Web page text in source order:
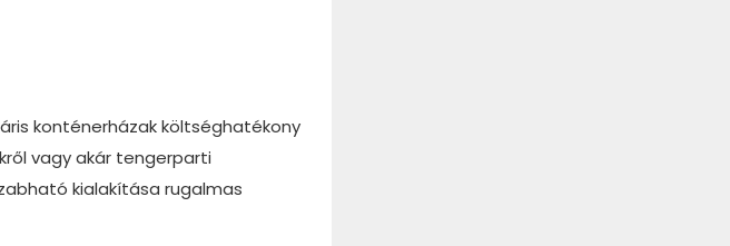
konténerházak költséghatékony
vagy akár tengerparti
kialakítása rugalmas